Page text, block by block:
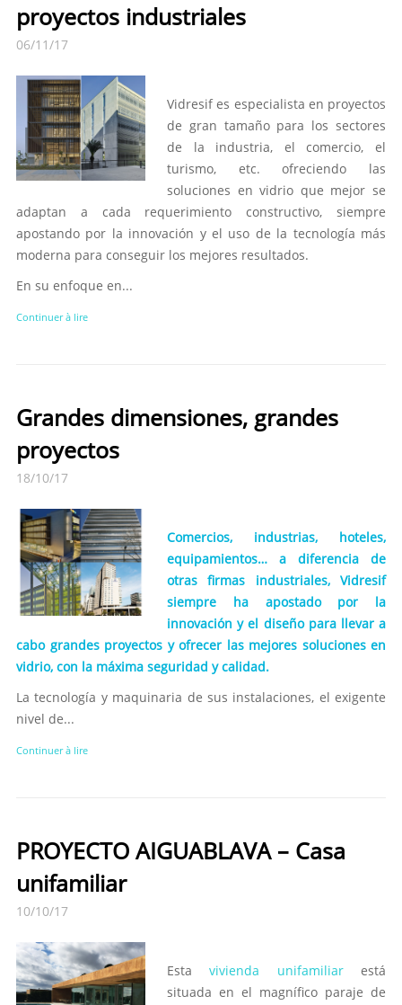
proyectos industriales
06/11/17
Vidresif es especialista en proyectos
de gran tamaño para los sectores
de la industria, el comercio, el
turismo, etc. ofreciendo las
soluciones en vidrio que mejor se
adaptan a cada requerimiento constructivo, siempre
apostando por la innovación y el uso de la tecnología más
moderna para conseguir los mejores resultados.
En su enfoque en...
Continuer à lire
Grandes dimensiones, grandes
proyectos
18/10/17
Comercios, industrias, hoteles,
equipamientos… a diferencia de
otras firmas industriales, Vidresif
siempre ha apostado por la
innovación y el diseño para llevar a
cabo grandes proyectos y ofrecer las mejores soluciones en
vidrio, con la máxima seguridad y calidad.
La tecnología y maquinaria de sus instalaciones, el exigente
nivel de...
Continuer à lire
PROYECTO AIGUABLAVA – Casa
unifamiliar
10/10/17
Estavivienda unifamiliarestá
situada en el magnífico paraje de